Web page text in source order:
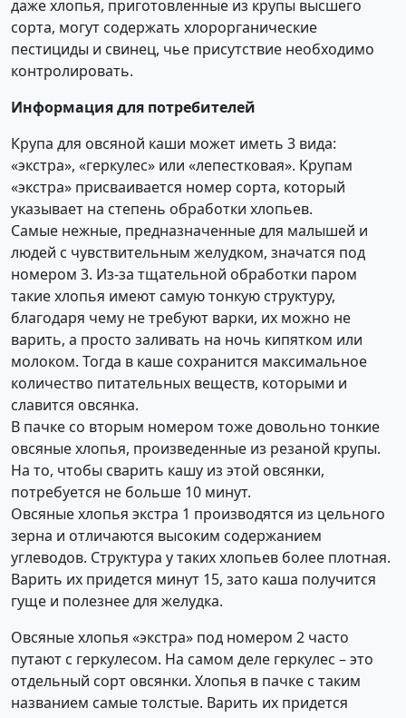
даже хлопья, приготовленные из крупы высшего
сорта, могут содержать хлорорганические
пестициды и свинец, чье присутствие необходимо
контролировать.
Информация для потребителей
Крупа для овсяной каши может иметь 3 вида:
«экстра», «геркулес» или «лепестковая». Крупам
«экстра» присваивается номер сорта, который
указывает на степень обработки хлопьев.
Самые нежные, предназначенные для малышей и
людей с чувствительным желудком, значатся под
номером 3. Из-за тщательной обработки паром
такие хлопья имеют самую тонкую структуру,
благодаря чему не требуют варки, их можно не
варить, а просто заливать на ночь кипятком или
молоком. Тогда в каше сохранится максимальное
количество питательных веществ, которыми и
славится овсянка.
В пачке со вторым номером тоже довольно тонкие
овсяные хлопья, произведенные из резаной крупы.
На то, чтобы сварить кашу из этой овсянки,
потребуется не больше 10 минут.
Овсяные хлопья экстра 1 производятся из цельного
зерна и отличаются высоким содержанием
углеводов. Структура у таких хлопьев более плотная.
Варить их придется минут 15, зато каша получится
гуще и полезнее для желудка.
Овсяные хлопья «экстра» под номером 2 часто
путают с геркулесом. На самом деле геркулес – это
отдельный сорт овсянки. Хлопья в пачке с таким
названием самые толстые. Варить их придется